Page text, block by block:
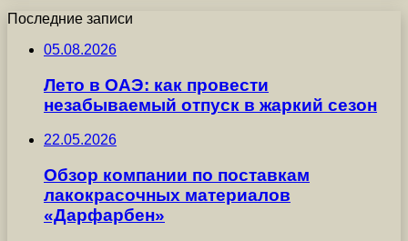
Последние записи
05.08.2026
Лето в ОАЭ: как провести
незабываемый отпуск в жаркий сезон
22.05.2026
Обзор компании по поставкам
лакокрасочных материалов
«Дарфарбен»